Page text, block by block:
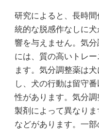
研究によると、長時
統的な脱感作なしに
響を与えません。気
には、質の高いトレ
ます。気分調整薬は
し、犬の行動は留守
性があります。気分調
製剤によって異なり
などがあります。一